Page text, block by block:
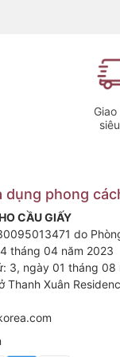
vợt muỗi
chóng, hiệu quả tức
an toàn cho sức
độ: cầm tay & tự động
muỗi kiêm đèn bắt
x 200mm
500mAh
C
365nm
dụng phong
CẦU GIẤY
do
tháng 04 năm 2023
3, ngày 01 tháng 08
Thanh Xuân